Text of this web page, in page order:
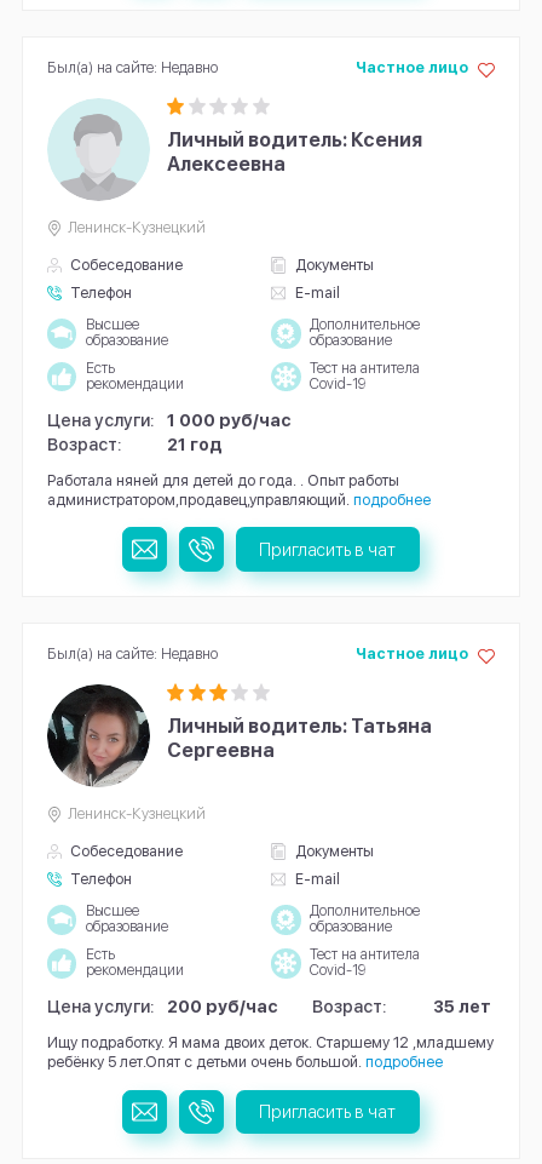
Личный водитель: Ксения
Алексеевна
Собеседование
Документы
Телефон
E-mail
Частное лицо
Ленинск-Кузнецкий
Высшее
образование
Дополнительное
образование
Есть
рекомендации
Тест на антитела
Covid-19
Цена услуги:
1 000 руб/час
Возраст:
21 год
Работала няней для детей до года. . Опыт работы
администратором,продавец,управляющий. подробнее
Был(а) на сайте: Недавно
Пригласить в чат
Личный водитель: Татьяна
Сергеевна
Собеседование
Документы
Телефон
E-mail
Частное лицо
Ленинск-Кузнецкий
Высшее
образование
Дополнительное
образование
Есть
рекомендации
Тест на антитела
Covid-19
Цена услуги: 200 руб/час Возраст: 35 лет
Ищу подработку. Я мама двоих деток. Старшему 12 ,младшему
ребёнку 5 лет.Опят с детьми очень большой. подробнее
Был(а) на сайте: Недавно
Пригласить в чат